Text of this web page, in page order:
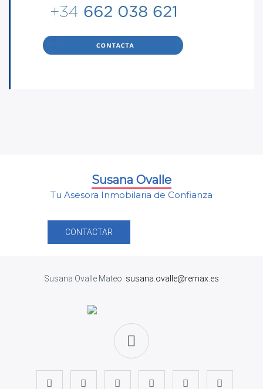
Susana Ovalle
Tu Asesora Inmobilaria de Confianza
CONTACTAR
Susana Ovalle Mateo. susana.ovalle@remax.es